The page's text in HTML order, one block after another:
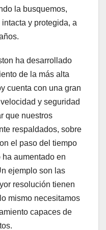
la busquemos,
y protegida, a
ha desarrollado
de la más alta
cuenta con una gran
y seguridad
que nuestros
respaldados, sobre
el paso del tiempo
aumentado en
ejemplo son las
resolución tienen
mismo necesitamos
capaces de